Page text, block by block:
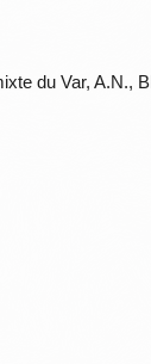
du Var, A.N.,